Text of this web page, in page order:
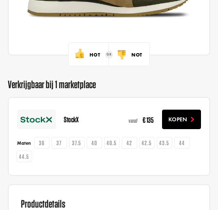
HOT NOT
Verkrijgbaar bij 1 marketplace
StockX vanaf € 135 KOPEN
Maten 36 37 37.5 40 40.5 42 42.5 43.5
44
44.5
Productdetails